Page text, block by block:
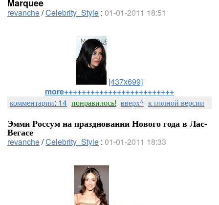
Marquee
revanche/Celebrity_Style : 01-01-2011 18:51
[437x699]
more+++++++++++++++++++++++++
комментарии: 14 понравилось! вверх^ к полной версии
Эмми Россум на праздновании Нового года в Лас-
Вегасе
revanche/Celebrity_Style : 01-01-2011 18:33